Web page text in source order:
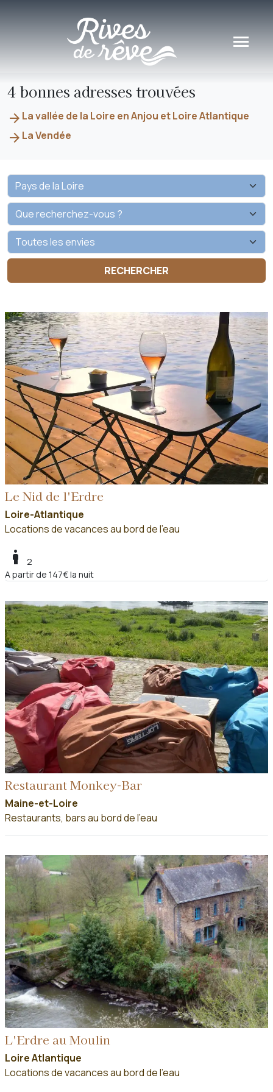
4 bonnes adresses trouvées
arrow_forward La vallée de la Loire en Anjou et Loire Atlantique
arrow_forward La Vendée
Le Nid de l'Erdre
Loire-Atlantique
Locations de vacances au bord de l'eau
boy
2
A partir de 147€ la nuit
Restaurant Monkey-Bar
Maine-et-Loire
Restaurants, bars au bord de l'eau
L'Erdre au Moulin
Loire Atlantique
Locations de vacances au bord de l'eau